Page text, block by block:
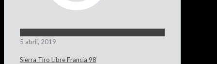
5 abril, 2019
Sierra Tiro Libre Francia 98